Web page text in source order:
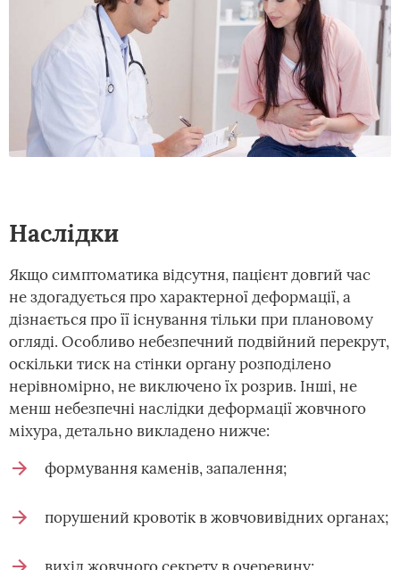
Наслідки
Якщо симптоматика відсутня, пацієнт довгий час
не здогадується про характерної деформації, а
дізнається про її існування тільки при плановому
огляді. Особливо небезпечний подвійний перекрут,
оскільки тиск на стінки органу розподілено
нерівномірно, не виключено їх розрив. Інші, не
менш небезпечні наслідки деформації жовчного
міхура, детально викладено нижче:
формування каменів, запалення;
порушений кровотік в жовчовивідних органах;